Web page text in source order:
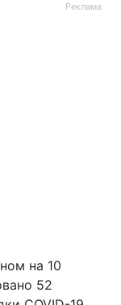
Реклама
на 10
52